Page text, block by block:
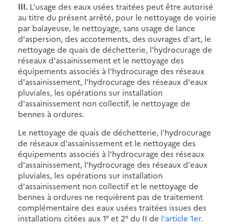
III. L'usage des eaux usées traitées peut être autorisé
au titre du présent arrêté, pour le nettoyage de voirie
par balayeuse, le nettoyage, sans usage de lance
d'aspersion, des accotements, des ouvrages d'art, le
nettoyage de quais de déchetterie, l'hydrocurage de
réseaux d'assainissement et le nettoyage des
équipements associés à l'hydrocurage des réseaux
d'assainissement, l'hydrocurage des réseaux d'eaux
pluviales, les opérations sur installation
d'assainissement non collectif, le nettoyage de
bennes à ordures.
Le nettoyage de quais de déchetterie, l'hydrocurage
de réseaux d'assainissement et le nettoyage des
équipements associés à l'hydrocurage des réseaux
d'assainissement, l'hydrocurage des réseaux d'eaux
pluviales, les opérations sur installation
d'assainissement non collectif et le nettoyage de
bennes à ordures ne requièrent pas de traitement
complémentaire des eaux usées traitées issues des
installations citées aux 1° et 2° du II de l'article 1er.